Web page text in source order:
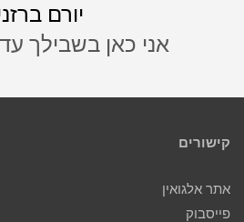
יורם
אני כאן בשבילך
קישורים
אתר אלגואין
פייסבוק